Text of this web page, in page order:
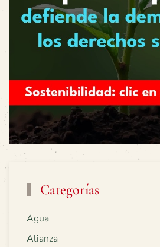
Categorías
Agua
Alianza